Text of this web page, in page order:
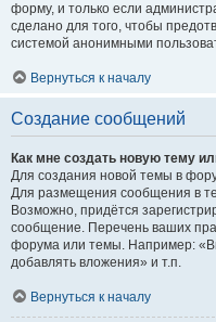
форму, и только если
сделано для того, чтобы
системой анонимными
Вернуться к началу
Создание сообщений
Как мне создать новую тему
Для создания новой темы в
Для размещения сообщения в
Возможно, придётся
сообщение. Перечень ваших
форума или темы. Например:
добавлять вложения» и т.п.
Вернуться к началу